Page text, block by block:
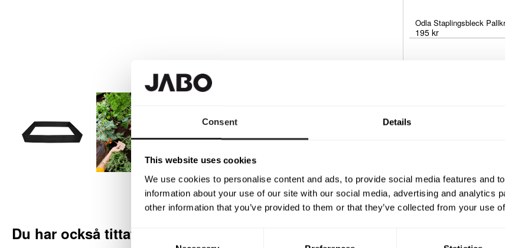
Consent Details
This website uses cookies
We use cookies to personalise content and ads, to provide social media features and
information about your use of our site with our social media, advertising and analytics
other information that you’ve provided to them or that they’ve collected from your use
Consent
Odla Staplingsbleck
195 kr
Du har också tittat på